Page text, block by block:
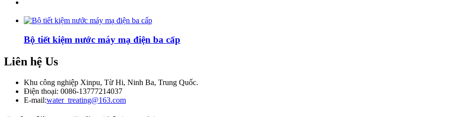
Bộ tiết kiệm nước máy mạ điện ba cấp
Liên hệ Us
Khu công nghiệp Xinpu, Từ Hi, Ninh Ba, Trung Quốc.
Điện thoại: 0086-13777214037
E-mail:water_treating@163.com